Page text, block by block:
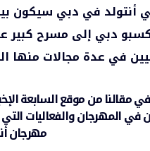
أنتولد في دبي
دبي إلى مسرح كبير
في عدة مجالات منها
مقالنا منموقع السابعة
في المهرجان والفعاليات
مهرجان